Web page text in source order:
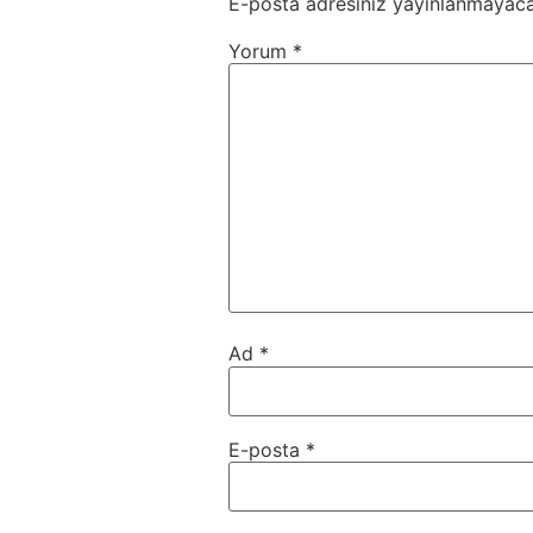
Yorum *
Ad *
E-posta *